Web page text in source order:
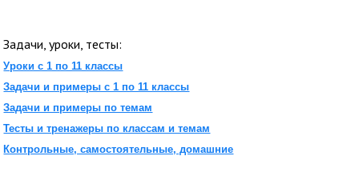
Задачи, уроки, тесты:
Уроки с 1 по 11 классы
Задачи и примеры с 1 по 11 классы
Задачи и примеры по темам
Тесты и тренажеры по классам и темам
Контрольные, самостоятельные, домашние